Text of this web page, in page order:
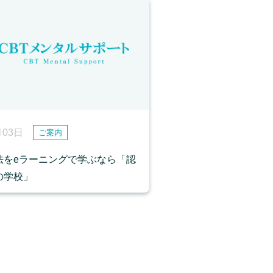
日 ご案内
をeラーニングで学ぶなら「認
校」